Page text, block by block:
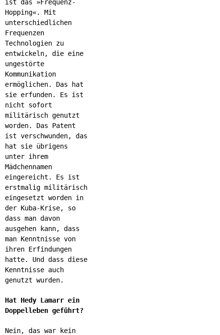
ist das »Frequenz-
Hopping«. Mit
unterschiedlichen
Frequenzen
Technologien zu
entwickeln, die eine
ungestörte
Kommunikation
ermöglichen. Das hat
sie erfunden. Es ist
nicht sofort
militärisch genutzt
worden. Das Patent
ist verschwunden, das
hat sie übrigens
unter ihrem
Mädchennamen
eingereicht. Es ist
erstmalig militärisch
eingesetzt worden in
der Kuba-Krise, so
dass man davon
ausgehen kann, dass
man Kenntnisse von
ihren Erfindungen
hatte. Und dass diese
Kenntnisse auch
genutzt wurden.
Hat Hedy Lamarr ein
Doppelleben geführt?
Nein, das war kein